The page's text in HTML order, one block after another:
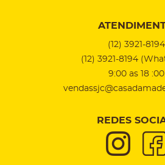
(12) 3921-8194
(12) 3921-8194
9:00 as 18 :00
REDES